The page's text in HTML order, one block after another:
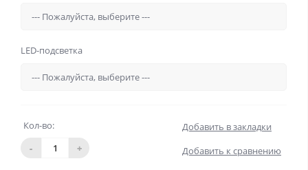
LED-подсветка
Кол-во:
-
+
Добавить в закладки
Добавить к сравнению